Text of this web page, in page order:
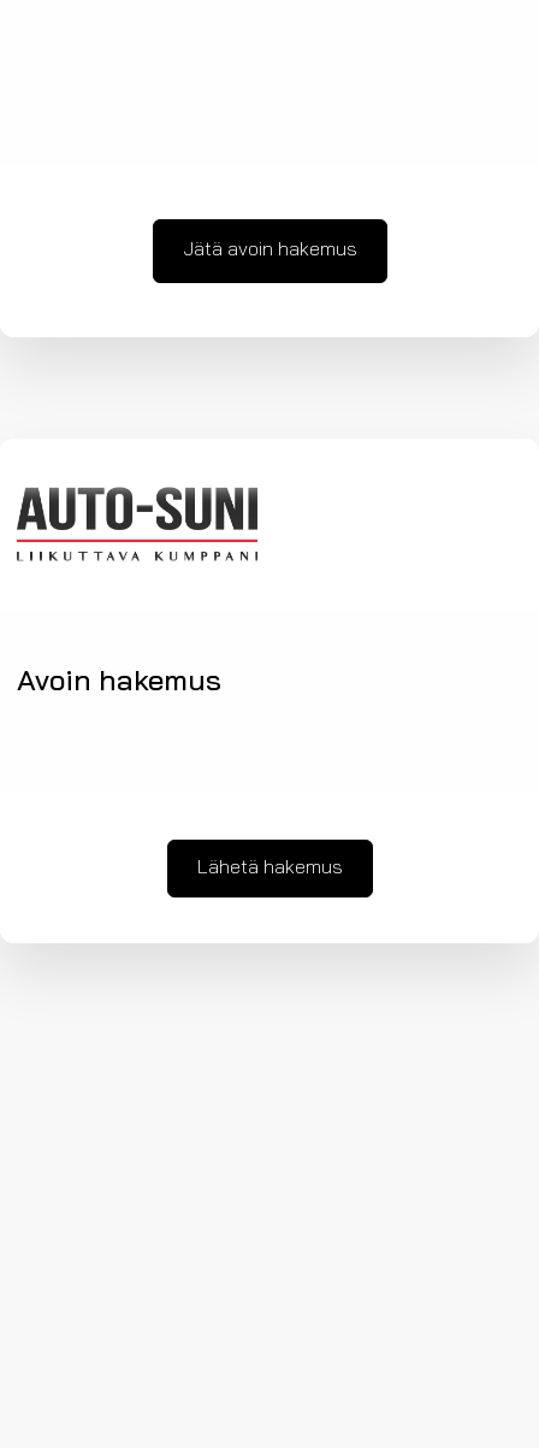
Jätä avoin hakemus
Avoin hakemus